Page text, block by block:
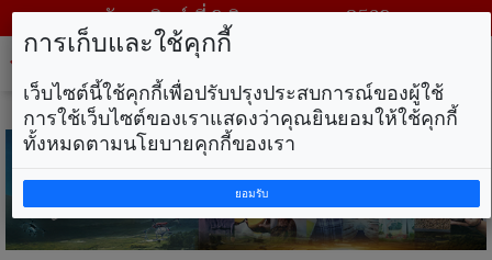
วันอาทิตย์ ที่ 9 สิงหาคม พ.ศ. 2569
การเก็บและใช้คุกกี้
เว็บไซต์นี้ใช้คุกกี้เพื่อปรับปรุงประสบการณ์ของผู้ใช้
การใช้เว็บไซต์ของเราแสดงว่าคุณยินยอมให้ใช้คุกกี้
ทั้งหมดตามนโยบายคุกกี้ของเรา
ยอมรับ